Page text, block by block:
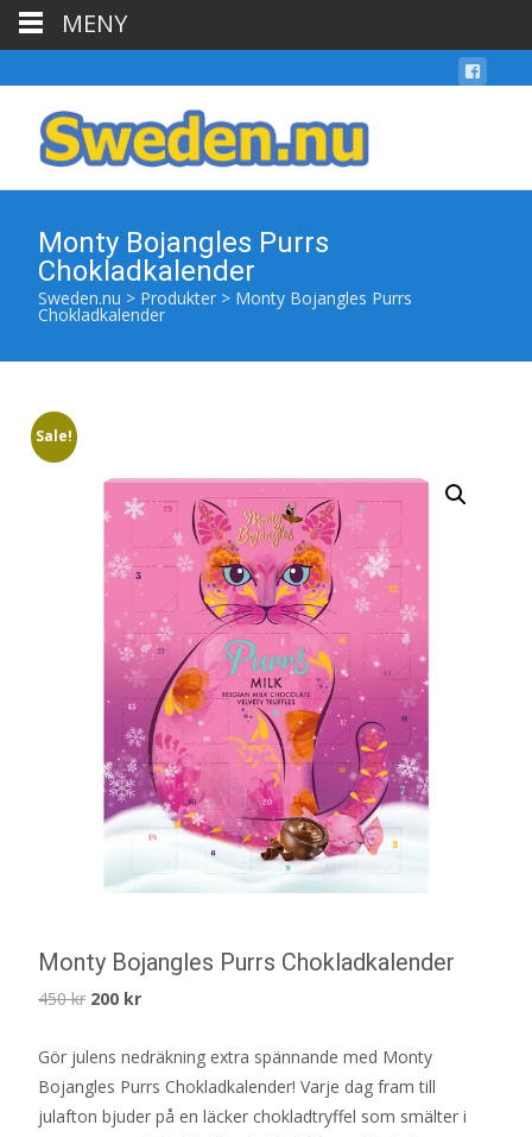
Monty Bojangles Purrs
Chokladkalender
Sweden.nu > Produkter > Monty Bojangles Purrs
Chokladkalender
Sale!
Monty Bojangles Purrs Chokladkalender
450kr Det
priset
var:
450 kr.
200 krDet
priset
är:
200 kr.
Gör julens nedräkning extra spännande med Monty
Bojangles Purrs Chokladkalender! Varje dag fram till
julafton bjuder på en läcker chokladtryffel som smälter i
MENY